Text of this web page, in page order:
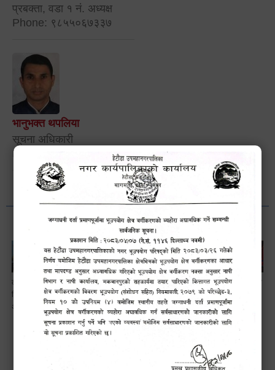
प्रबक्ता, वडा १ नं. अध्यक्ष
Phone: ९८५५०६७३३७
भानुभक्त थपलिया
सूचना अधिकारी
Phone: ९८५५०१२७४२
लैङ्गि असमानताका
विबिध पक्षहरु विषयक
अन्तक्रिया कार्यक्रम
हेटौँडा
उपमहानगरपालिकाबाटै
प्यान र भ्याटसहितका
कर सेवा सम्बन्धी
सूचना
ड्रागन फ्रुट
महोत्सव–२०८३
सफलतापूर्वक
सम्पन्न!
सामाजिक सुरक्षा तथा
घटना दर्ता सम्बन्धी
अन्तरक्रियात्मक
कार्यक्रम